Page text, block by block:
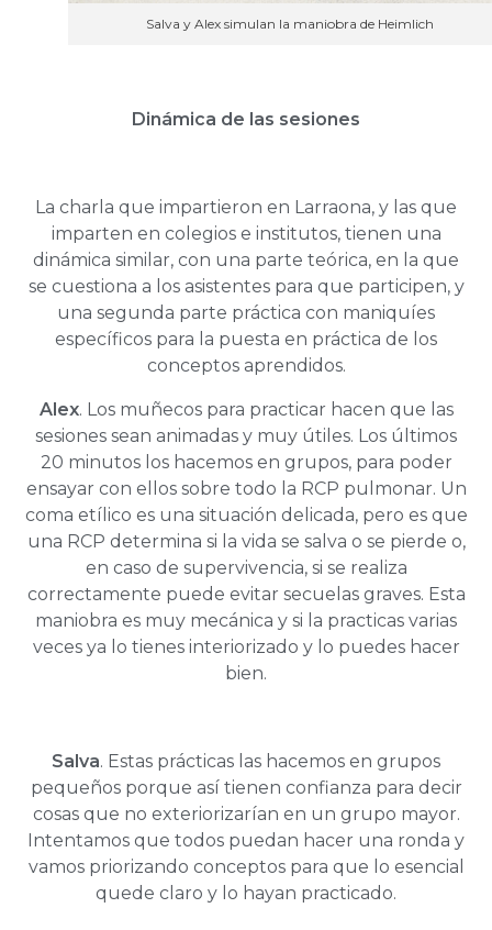
Salva y Alex simulan la maniobra de Heimlich
Dinámica de las sesiones
La charla que impartieron en Larraona, y las que
imparten en colegios e institutos, tienen una
dinámica similar, con una parte teórica, en la que
se cuestiona a los asistentes para que participen, y
una segunda parte práctica con maniquíes
específicos para la puesta en práctica de los
conceptos aprendidos.
Alex. Los muñecos para practicar hacen que las
sesiones sean animadas y muy útiles. Los últimos
20 minutos los hacemos en grupos, para poder
ensayar con ellos sobre todo la RCP pulmonar. Un
coma etílico es una situación delicada, pero es que
una RCP determina si la vida se salva o se pierde o,
en caso de supervivencia, si se realiza
correctamente puede evitar secuelas graves. Esta
maniobra es muy mecánica y si la practicas varias
veces ya lo tienes interiorizado y lo puedes hacer
bien.
Salva. Estas prácticas las hacemos en grupos
pequeños porque así tienen confianza para decir
cosas que no exteriorizarían en un grupo mayor.
Intentamos que todos puedan hacer una ronda y
vamos priorizando conceptos para que lo esencial
quede claro y lo hayan practicado.